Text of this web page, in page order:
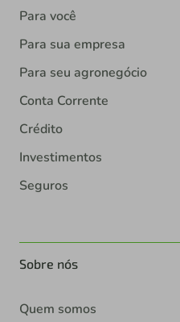
Para você
Para sua empresa
Para seu agronegócio
Conta Corrente
Crédito
Investimentos
Seguros
Sobre nós
Quem somos